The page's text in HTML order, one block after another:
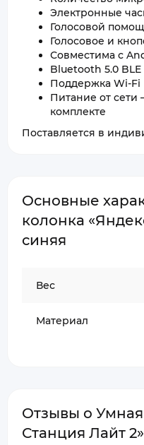
Электронные
Голосовой
Голосовое и
Совместима с
Bluetooth 5.0 BLE
Поддержка Wi-Fi
Питание от сети
комплекте
Поставляется в
Основные
колонка
синяя
Вес
Материал
Отзывы о
Станция Лайт